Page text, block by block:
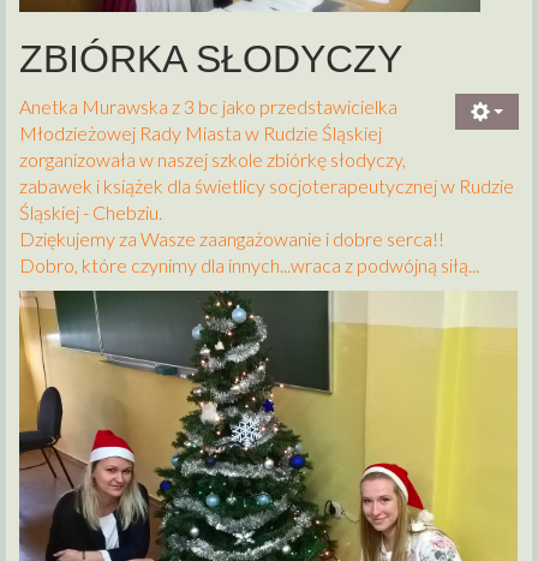
ZBIÓRKA SŁODYCZY
Anetka Murawska z 3 bc jako przedstawicielka
Młodzieżowej Rady Miasta w Rudzie Śląskiej
zorganizowała w naszej szkole zbiórkę słodyczy,
zabawek i książek dla świetlicy socjoterapeutycznej w Rudzie
Śląskiej - Chebziu.
Dziękujemy za Wasze zaangażowanie i dobre serca!!
Dobro, które czynimy dla innych...wraca z podwójną siłą...